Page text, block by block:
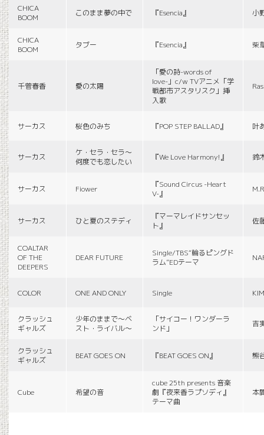
CHICA
BOOM
このまま夢の中で 『Esencia』 小
CHICA
BOOM
タブー 『Esencia』 柴
千菅春香 愛の太陽
「愛の詩-words of
love-」c/w TVアニメ「学
戦都市アスタリスク」挿
入歌
サーカス 桜色のみち 『POP STEP BALLAD』 叶
サーカス
ケ・セラ・セラ〜
何度でも恋したい
『We Love Harmony!』 鈴
サーカス Fiower
『Sound Circus -Heart
V-』
サーカス ひと夏のステディ
『マーマレイドサンセッ
ト』
佐
COALTAR
OF THE
DEEPERS
DEAR FUTURE
Single/TBS“輪るピングド
ラム”EDテーマ
COLOR ONE AND ONLY Single
クラッシュ
ギャルズ
少年のままで〜ベ
スト・ライバル〜
「サイコー！ワンダーラ
ンド」
吉
クラッシュ
ギャルズ
BEAT GOES ON 『BEAT GOES ON』 熊
Cube 希望の音
cube 25th presents 音楽
劇『夜来香ラプソディ』
テーマ曲
本